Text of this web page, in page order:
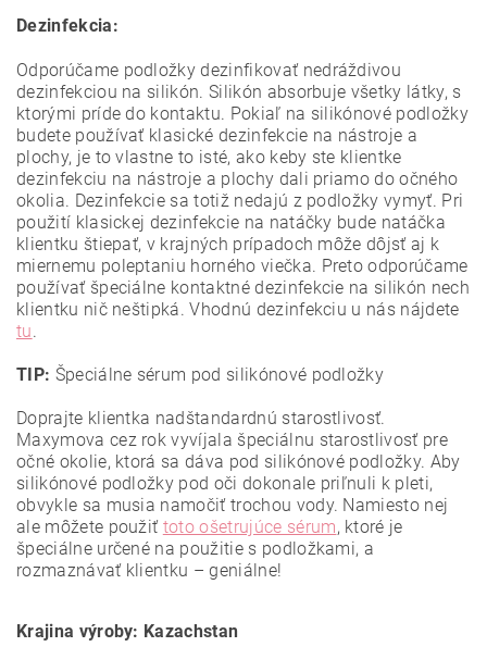
Dezinfekcia:
Odporúčame podložky dezinfikovať nedráždivou
dezinfekciou na silikón. Silikón absorbuje všetky látky, s
ktorými príde do kontaktu. Pokiaľ na silikónové podložky
budete používať klasické dezinfekcie na nástroje a
plochy, je to vlastne to isté, ako keby ste klientke
dezinfekciu na nástroje a plochy dali priamo do očného
okolia. Dezinfekcie sa totiž nedajú z podložky vymyť. Pri
použití klasickej dezinfekcie na natáčky bude natáčka
klientku štiepať, v krajných prípadoch môže dôjsť aj k
miernemu poleptaniu horného viečka. Preto odporúčame
používať špeciálne kontaktné dezinfekcie na silikón nech
klientku nič neštipká. Vhodnú dezinfekciu u nás nájdete
tu.
TIP: Špeciálne sérum pod silikónové podložky
Doprajte klientka nadštandardnú starostlivosť.
Maxymova cez rok vyvíjala špeciálnu starostlivosť pre
očné okolie, ktorá sa dáva pod silikónové podložky. Aby
silikónové podložky pod oči dokonale priľnuli k pleti,
obvykle sa musia namočiť trochou vody. Namiesto nej
ale môžete použiť toto ošetrujúce sérum, ktoré je
špeciálne určené na použitie s podložkami, a
rozmaznávať klientku – geniálne!
Krajina výroby: Kazachstan